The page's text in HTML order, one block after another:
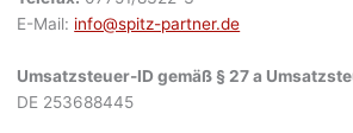
E-Mail: info@spitz-partner.de
Umsatzsteuer-ID gemäß § 27 a
DE 253688445